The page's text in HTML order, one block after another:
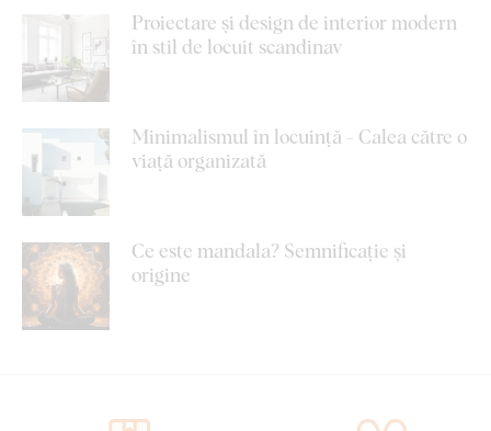
Proiectare și design de interior modern
în stil de locuit scandinav
Minimalismul în locuință - Calea către o
viață organizată
Ce este mandala? Semnificație și
origine